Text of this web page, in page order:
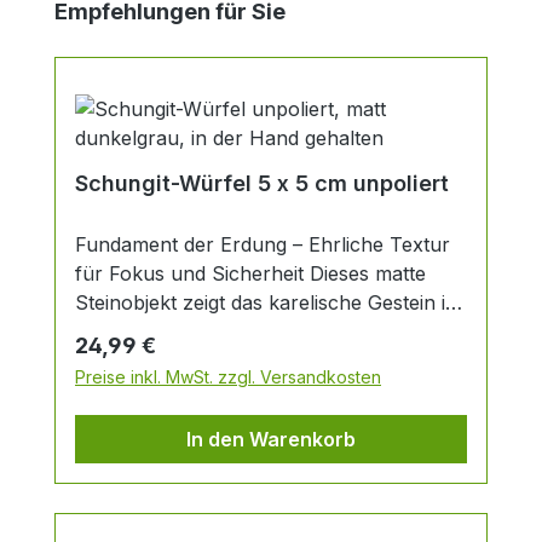
Produktgalerie überspringen
Empfehlungen für Sie
Schungit-Würfel 5 x 5 cm unpoliert
Fundament der Erdung – Ehrliche Textur
für Fokus und Sicherheit Dieses matte
Steinobjekt zeigt das karelische Gestein in
Beschaffenheit. Ohne äußere
Spiegelungen lenkt diese Form den Blick
auf das Wesentliche: Stabilität und Erdung.
Durch die naturbelassene Oberfläche
Regulärer Preis:
24,99 €
Preise inkl. MwSt. zzgl. Versandkosten
In den Warenkorb